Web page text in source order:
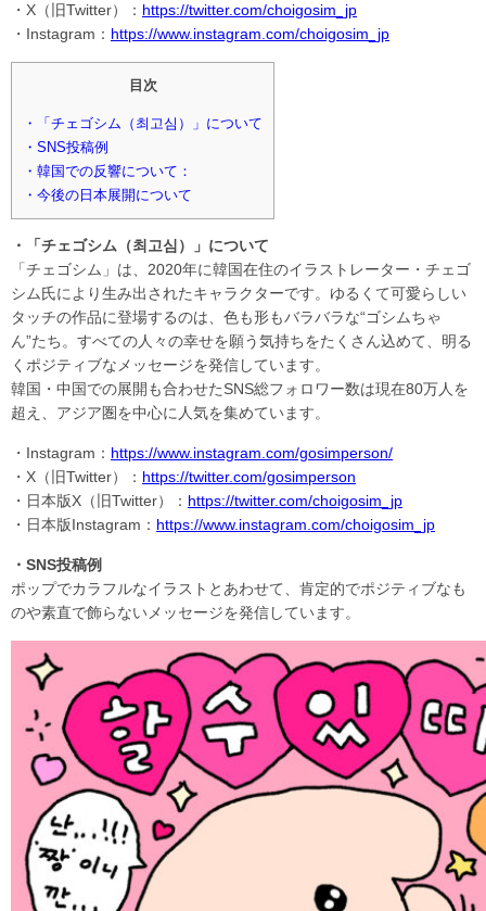
・X（旧Twitter）： https://twitter.com/choigosim_jp
・Instagram： https://www.instagram.com/choigosim_jp
目次
・「チェゴシム（최고심）」について
・SNS投稿例
・韓国での反響について：
・今後の日本展開について
・「チェゴシム（최고심）」について
「チェゴシム」は、2020年に韓国在住のイラストレーター・チェゴ
シム氏により生み出されたキャラクターです。ゆるくて可愛らしい
タッチの作品に登場するのは、色も形もバラバラな“ゴシムちゃ
ん”たち。すべての人々の幸せを願う気持ちをたくさん込めて、明る
くポジティブなメッセージを発信しています。
韓国・中国での展開も合わせたSNS総フォロワー数は現在80万人を
超え、アジア圏を中心に人気を集めています。
・Instagram： https://www.instagram.com/gosimperson/
・X（旧Twitter）： https://twitter.com/gosimperson
・日本版X（旧Twitter）： https://twitter.com/choigosim_jp
・日本版Instagram： https://www.instagram.com/choigosim_jp
・SNS投稿例
ポップでカラフルなイラストとあわせて、肯定的でポジティブなも
のや素直で飾らないメッセージを発信しています。